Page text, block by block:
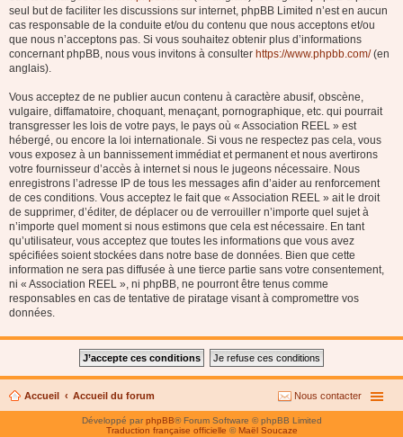
seul but de faciliter les discussions sur internet, phpBB Limited n’est en aucun
cas responsable de la conduite et/ou du contenu que nous acceptons et/ou
que nous n’acceptons pas. Si vous souhaitez obtenir plus d’informations
concernant phpBB, nous vous invitons à consulter https://www.phpbb.com/(en
anglais).
Vous acceptez de ne publier aucun contenu à caractère abusif, obscène,
vulgaire, diffamatoire, choquant, menaçant, pornographique, etc. qui pourrait
transgresser les lois de votre pays, le pays où « Association REEL » est
hébergé, ou encore la loi internationale. Si vous ne respectez pas cela, vous
vous exposez à un bannissement immédiat et permanent et nous avertirons
votre fournisseur d’accès à internet si nous le jugeons nécessaire. Nous
enregistrons l’adresse IP de tous les messages afin d’aider au renforcement
de ces conditions. Vous acceptez le fait que « Association REEL » ait le droit
de supprimer, d’éditer, de déplacer ou de verrouiller n’importe quel sujet à
n’importe quel moment si nous estimons que cela est nécessaire. En tant
qu’utilisateur, vous acceptez que toutes les informations que vous avez
spécifiées soient stockées dans notre base de données. Bien que cette
information ne sera pas diffusée à une tierce partie sans votre consentement,
ni « Association REEL », ni phpBB, ne pourront être tenus comme
responsables en cas de tentative de piratage visant à compromettre vos
données.
Accueil Accueil du forum Nous contacter
Développé parphpBB® Forum Software © phpBB Limited
Traduction française officielle © Maël Soucaze